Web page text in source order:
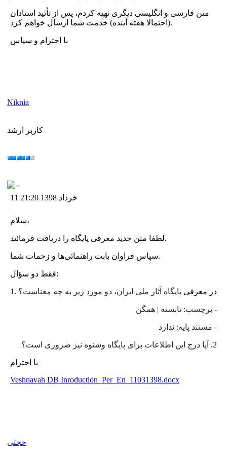
متن فارسی و انگلیسی دیگری تهیه کردم، پس از تأئید استادان
(احتمالا هفته آینده) خدمت شما ارسال خواهم کرد.
با احترام و سپاس
Niknia
کاربر ارشد
11 خرداد 1398 21:20
سلام،
لطفا متن جدید معرفی پایگاه را دریافت فرمائید.
سپاس فراوان بابت راهنمائی‌ها و زحمات شما.
فقط دو سؤال:
1. در معرفی پایگاه آثار ملی ایران، دو مورد زیر به چه معناست؟
- برچسب: نابسته | همگن
- مستند پایه: ندارد
2. آیا درج این اطلاعات برای پایگاه وشنوه نیز ضروری است؟
با احترام
Veshnavah DB Inroduction_Per_En_11031398.docx
حجتی